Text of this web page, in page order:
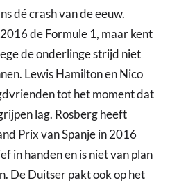
dé crash van de eeuw.
de Formule 1, maar kent
de onderlinge strijd niet
Lewis Hamilton en Nico
tot het moment dat
lag. Rosberg heeft
Prix van Spanje in 2016
in handen en is niet van plan
De Duitser pakt ook op het